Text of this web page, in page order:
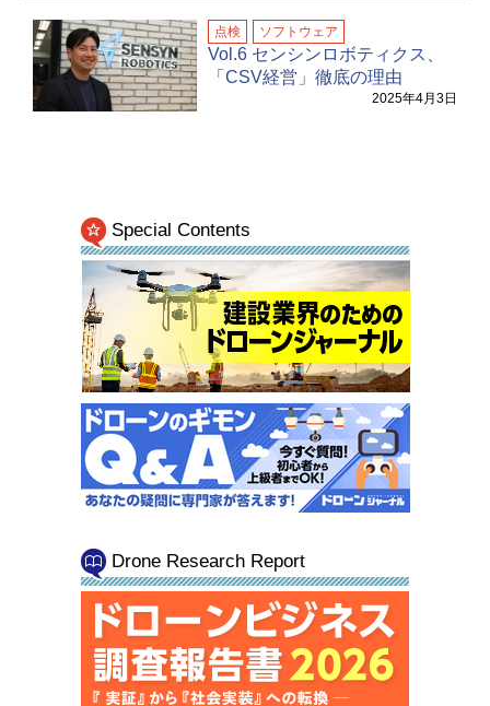
点検 ソフトウェア
Vol.6 センシンロボティクス、
「CSV経営」徹底の理由
2025年4月3日
Special Contents
Drone Research Report